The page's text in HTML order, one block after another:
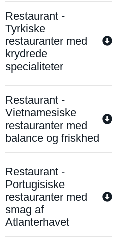
Restaurant -
Tyrkiske
restauranter med
krydrede
specialiteter
Restaurant -
Vietnamesiske
restauranter med
balance og friskhed
Restaurant -
Portugisiske
restauranter med
smag af
Atlanterhavet